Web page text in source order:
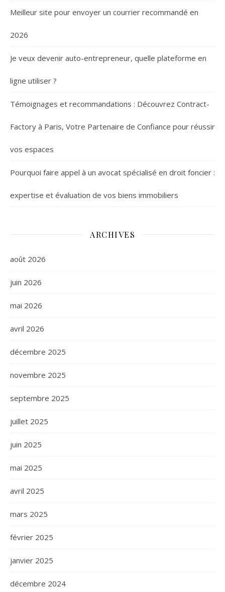
Meilleur site pour envoyer un courrier recommandé en
2026
Je veux devenir auto-entrepreneur, quelle plateforme en
ligne utiliser ?
Témoignages et recommandations : Découvrez Contract-
Factory à Paris, Votre Partenaire de Confiance pour réussir
vos espaces
Pourquoi faire appel à un avocat spécialisé en droit foncier :
expertise et évaluation de vos biens immobiliers
ARCHIVES
août 2026
juin 2026
mai 2026
avril 2026
décembre 2025
novembre 2025
septembre 2025
juillet 2025
juin 2025
mai 2025
avril 2025
mars 2025
février 2025
janvier 2025
décembre 2024